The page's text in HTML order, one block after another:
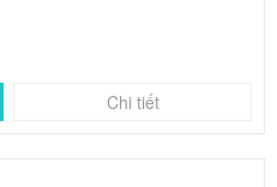
Chi tiết